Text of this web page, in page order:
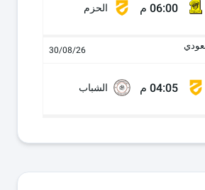
06:00 م الحزم
30/08/26
04:05 م الشباب